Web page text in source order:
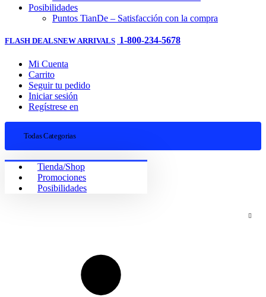
Posibilidades
Puntos TianDe – Satisfacción con la compra
FLASH DEALSNEW ARRIVALS 1-800-234-5678
Mi Cuenta
Carrito
Seguir tu pedido
Iniciar sesión
Regístrese en
Todas Categorias
Tienda/Shop
Promociones
Posibilidades